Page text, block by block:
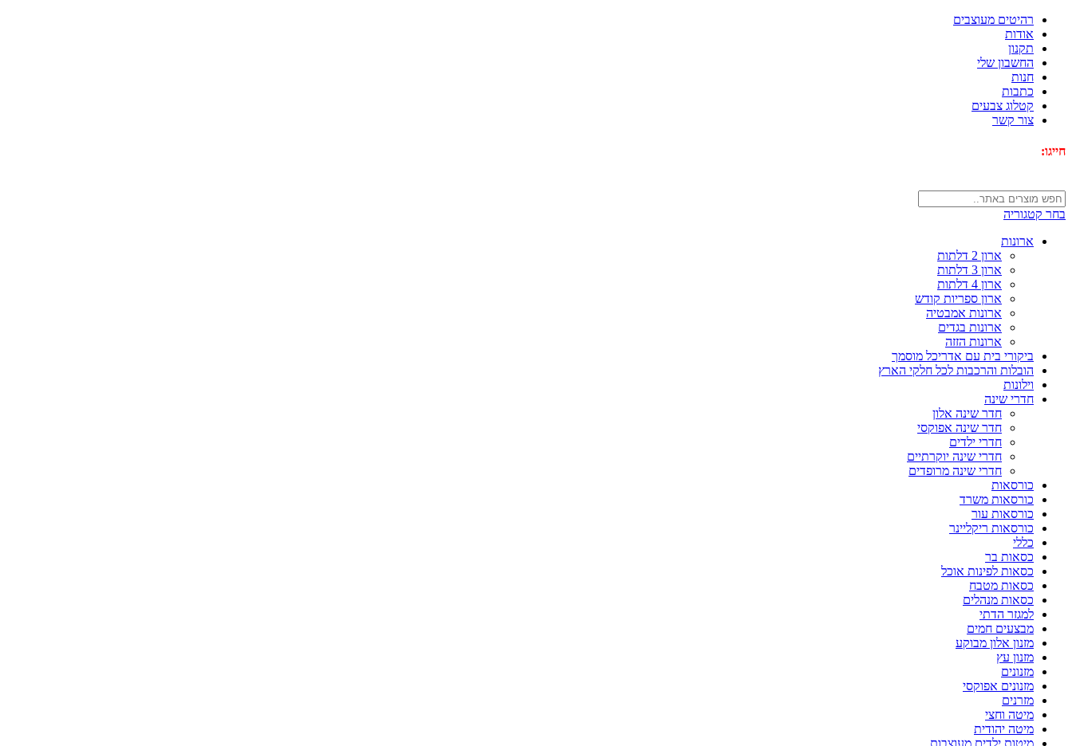
רהיטים מעוצבים
אודות
תקנון
החשבון שלי
חנות
כתבות
קטלוג צבעים
צור קשר
חייגו:
בחר קטגוריה
ארונות
ארון 2 דלתות
ארון 3 דלתות
ארון 4 דלתות
ארון ספריות קודש
ארונות אמבטיה
ארונות בגדים
ארונות הזזה
ביקורי בית עם אדריכל מוסמך
הובלות והרכבות לכל חלקי הארץ
וילונות
חדרי שינה
חדר שינה אלון
חדר שינה אפוקסי
חדרי ילדים
חדרי שינה יוקרתיים
חדרי שינה מרופדים
כורסאות
כורסאות משרד
כורסאות עור
כורסאות ריקליינר
כללי
כסאות בר
כסאות לפינות אוכל
כסאות מטבח
כסאות מנהלים
למגזר הדתי
מבצעים חמים
מזנון אלון מבוקע
מזנון עץ
מזנונים
מזנונים אפוקסי
מזרנים
מיטה וחצי
מיטה יהודית
מיטות ילדים מעוצבות